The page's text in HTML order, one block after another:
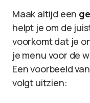
Maak altijd een
helpt je om de
voorkomt dat je
je menu voor de
Een voorbeeld
volgt uitzien: